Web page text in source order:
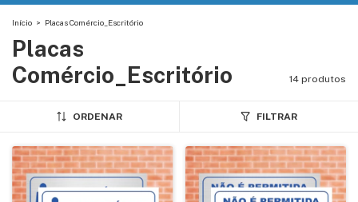
Início > Placas Comércio_Escritório
Placas
Comércio_Escritório
14 produtos
ORDENAR FILTRAR